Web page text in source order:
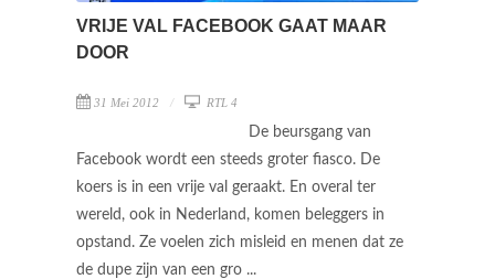
VRIJE VAL FACEBOOK GAAT MAAR
DOOR
31 Mei 2012 RTL 4
De beursgang van
Facebook wordt een steeds groter fiasco. De
koers is in een vrije val geraakt. En overal ter
wereld, ook in Nederland, komen beleggers in
opstand. Ze voelen zich misleid en menen dat ze
de dupe zijn van een gro ...